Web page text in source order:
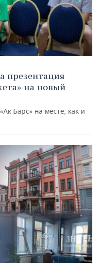
презентация
на новый
Барс» на месте, как и